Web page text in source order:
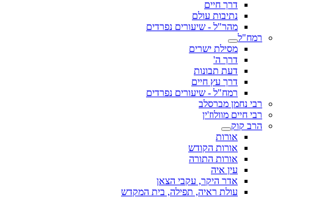
דרך חיים
נתיבות עולם
מהר"ל - שיעורים נפרדים
רמח"ל
מסילת ישרים
דרך ה'
דעת תבונות
דרך עץ חיים
רמח"ל - שיעורים נפרדים
רבי נחמן מברסלב
רבי חיים מוולוז'ין
הרב קוק
אורות
אורות הקודש
אורות התורה
עין איה
אדר היקר, עקבי הצאן
עולת ראיה, תפילה, בית המקדש